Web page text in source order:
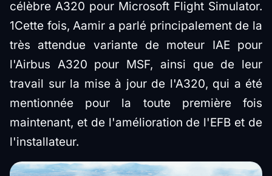
célèbre A320 pour Microsoft Flight Simulator.
1Cette fois, Aamir a parlé principalement de la
très attendue variante de moteur IAE pour
l'Airbus A320 pour MSF, ainsi que de leur
travail sur la mise à jour de l'A320, qui a été
mentionnée pour la toute première fois
maintenant, et de l'amélioration de l'EFB et de
l'installateur.